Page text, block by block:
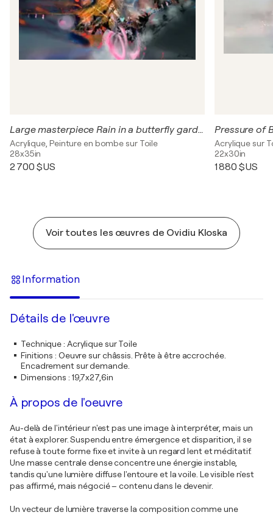
Large masterpiece Rain in a butterfly garden enigmatic mindscape by O Kloska
Acrylique, Peinture en bombe sur Toile
28x35in
2 700 $US
Acrylique sur
22x30in
1 880 $US
Voir toutes les œuvres de Ovidiu Kloska
Information
Détails de l'œuvre
Technique: Acrylique sur Toile
Finitions : Oeuvre sur châssis. Prête à être accrochée.
Encadrement sur demande.
Dimensions : 19,7x27,6in
À propos de l'oeuvre
Au-delà de l'intérieur n'est pas une image à interpréter, mais un
état à explorer. Suspendu entre émergence et disparition, il se
refuse à toute forme fixe et invite à un regard lent et méditatif.
Une masse centrale dense concentre une énergie instable,
tandis qu'une lumière diffuse l'entoure et la voile. Le visible n'est
pas affirmé, mais négocié – contenu dans le devenir.
Un vecteur de lumière traverse la composition comme une